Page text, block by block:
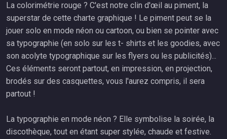
La colorimétrie rouge ? C'est notre clin d'œil au piment, la
superstar de cette charte graphique ! Le piment peut se la
jouer solo en mode néon ou cartoon, ou bien se pointer avec
sa typographie (en solo sur les t- shirts et les goodies, avec
son acolyte typographique sur les flyers ou les publicités)...
Ces éléments seront partout, en impression, en projection,
brodés sur des casquettes, vous l'aurez compris, il sera
partout !
La typographie en mode néon ? Elle symbolise la soirée, la
discothèque, tout en étant super stylée, chaude et festive.